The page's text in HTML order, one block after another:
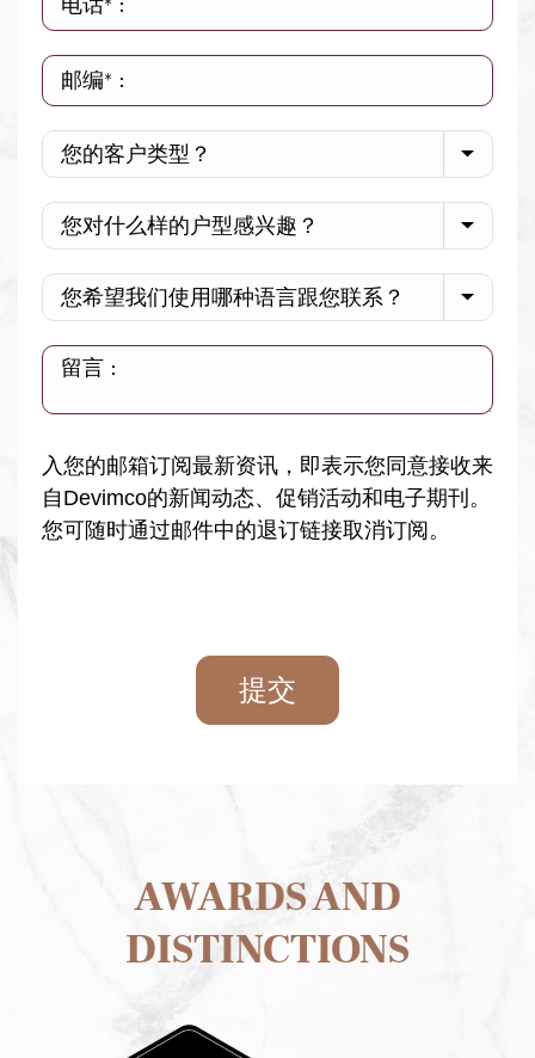
入您的邮箱订阅最新资讯，即表示您同意接收来
自Devimco的新闻动态、促销活动和电子期刊。
您可随时通过邮件中的退订链接取消订阅。
AWARDS AND
DISTINCTIONS